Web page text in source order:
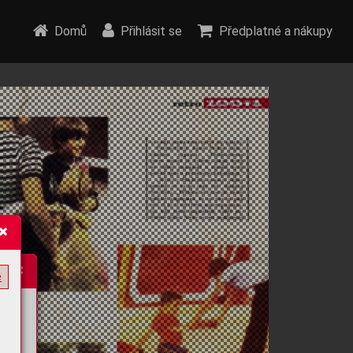
Domů Přihlásit se Předplatné a nákupy